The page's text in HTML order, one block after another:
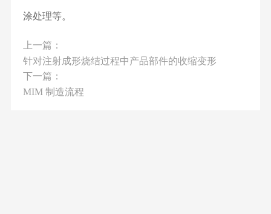
涂处理等。
上一篇：
针对注射成形烧结过程中产品部件的收缩变形
下一篇：
MIM 制造流程